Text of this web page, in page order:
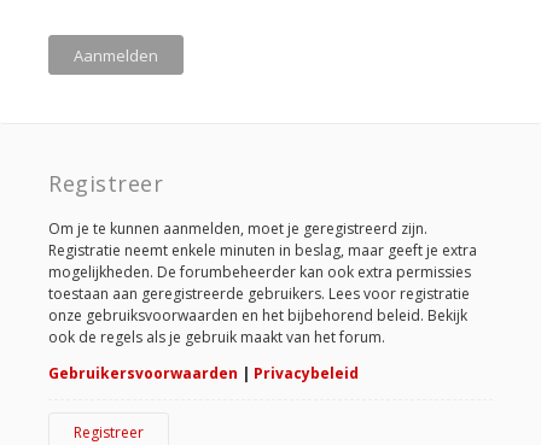
Registreer
Om je te kunnen aanmelden, moet je geregistreerd zijn.
Registratie neemt enkele minuten in beslag, maar geeft je extra
mogelijkheden. De forumbeheerder kan ook extra permissies
toestaan aan geregistreerde gebruikers. Lees voor registratie
onze gebruiksvoorwaarden en het bijbehorend beleid. Bekijk
ook de regels als je gebruik maakt van het forum.
Gebruikersvoorwaarden | Privacybeleid
Registreer